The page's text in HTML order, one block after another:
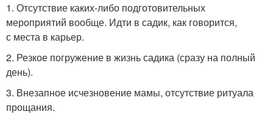
1. Отсутствие каких-либо подготовительных
мероприятий вообще. Идти в садик, как говорится,
с места в карьер.
2. Резкое погружение в жизнь садика (сразу на полный
день).
3. Внезапное исчезновение мамы, отсутствие ритуала
прощания.